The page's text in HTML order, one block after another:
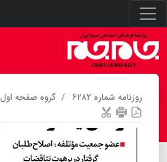
روزنامه شماره ۶۲۸۲ گروه صفحه اول